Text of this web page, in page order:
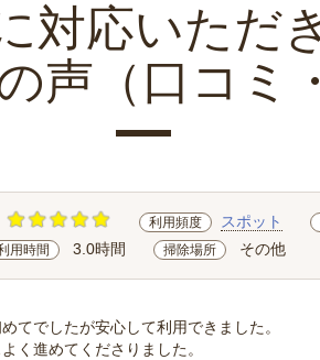
対応いただ
声（口コミ
利用頻度 スポット
用時間 3.0時間 掃除場所 その他
てでしたが安心して利用できました。
く進めてくださりました。